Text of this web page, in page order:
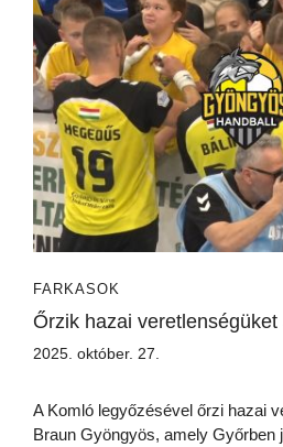
FARKASOK
Őrzik hazai
2025. október. 27.
A Komló legyőzésével őrzi hazai
Braun Gyöngyös, amely Győrben